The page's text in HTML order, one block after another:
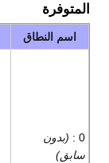
المتوفرة
اسم النطاق
0 :
(بدون
سابق)